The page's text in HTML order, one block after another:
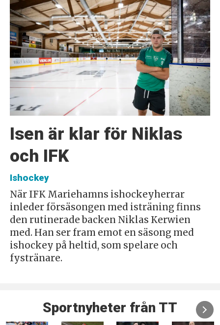
Isen är klar för Niklas
och IFK
Ishockey
När IFK Mariehamns ishockeyherrar
inleder försäsongen med isträning finns
den rutinerade backen Niklas Kerwien
med. Han ser fram emot en säsong med
ishockey på heltid, som spelare och
fystränare.
Sportnyheter från TT